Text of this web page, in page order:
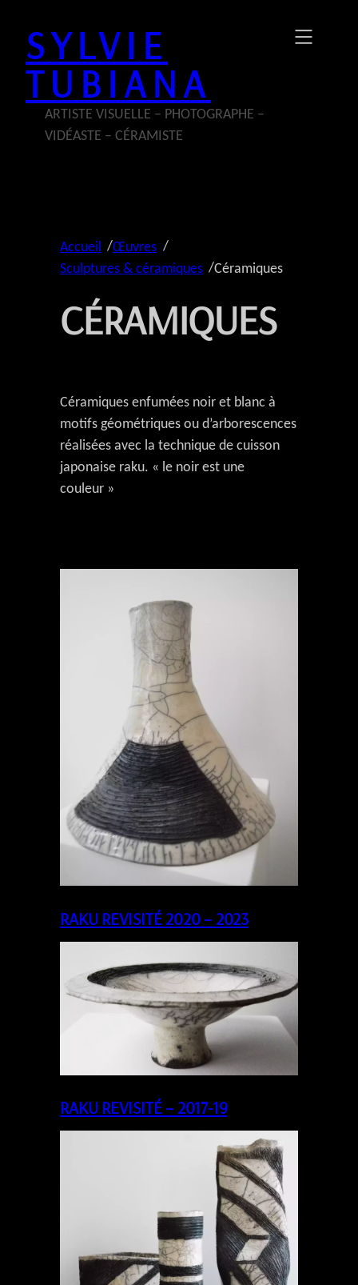
contenu
SYLVIE
TUBIANA
ARTISTE VISUELLE – PHOTOGRAPHE –
VIDÉASTE – CÉRAMISTE
Accueil /Œuvres /
Sculptures & céramiques /Céramiques
CÉRAMIQUES
Céramiques enfumées noir et blanc à
motifs géométriques ou d’arborescences
réalisées avec la technique de cuisson
japonaise raku. « le noir est une
couleur »
RAKU REVISITÉ 2020 – 2023
RAKU REVISITÉ – 2017-19